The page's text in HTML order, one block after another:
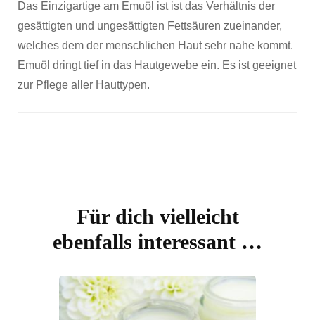
Das Einzigartige am Emuöl ist ist das Verhältnis der
gesättigten und ungesättigten Fettsäuren zueinander,
welches dem der menschlichen Haut sehr nahe kommt.
Emuöl dringt tief in das Hautgewebe ein. Es ist geeignet
zur Pflege aller Hauttypen.
BeitragsnavigationFür dich vielleicht
ebenfalls interessant …